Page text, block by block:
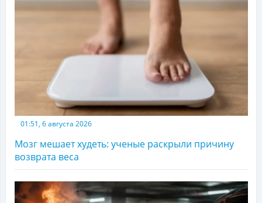
01:51, 6 августа 2026
Мозг мешает худеть: ученые раскрыли причину
возврата веса